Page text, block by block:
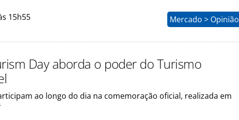
15h55 Mercado > Opinião
Day aborda o poder do Turismo
ao longo do dia na comemoração oficial, realizada em